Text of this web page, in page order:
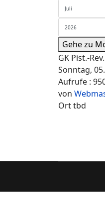
Gehe zu
GK Pist.-
Sonntag,
Aufrufe :
von
Orttbd